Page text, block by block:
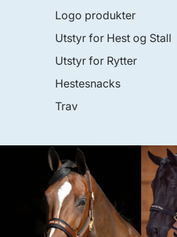
Logo produkter
Utstyr for Hest og Stall
Utstyr for Rytter
Hestesnacks
Trav